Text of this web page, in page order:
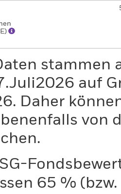
stammen
auf
Daher
von
65 %